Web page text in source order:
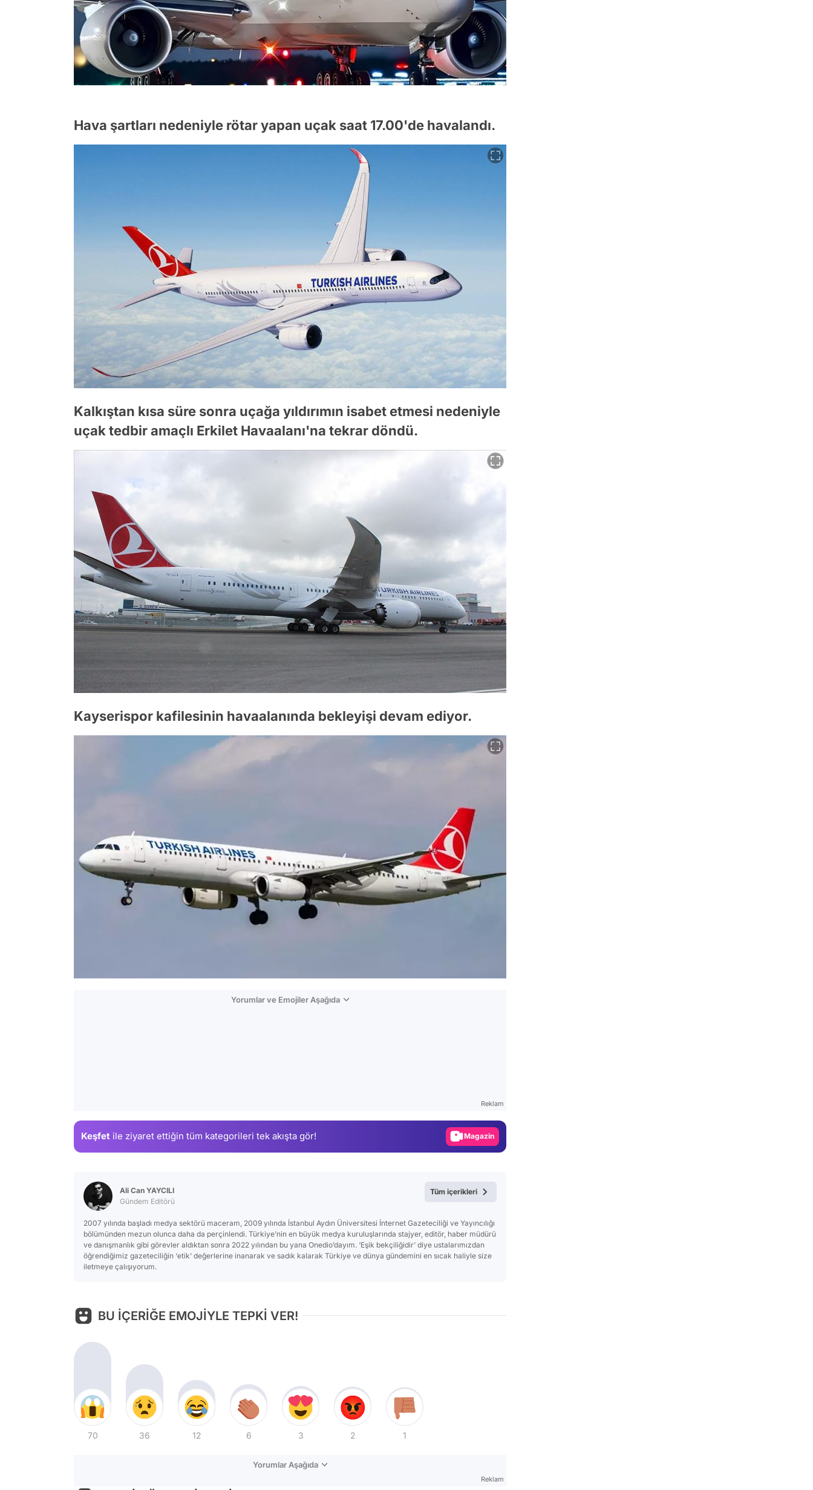
Hava şartları nedeniyle rötar yapan uçak saat 17.00'de havalandı.
Kalkıştan kısa süre sonra uçağa yıldırımın isabet etmesi nedeniyle
uçak tedbir amaçlı Erkilet Havaalanı'na tekrar döndü.
Kayserispor kafilesinin havaalanında bekleyişi devam ediyor.
Yorumlar ve Emojiler Aşağıda
Reklam
Keşfet ile ziyaret ettiğin tüm kategorileri tek akışta gör! Magazin
Ali Can YAYCILI
Gündem Editörü
2007 yılında başladı medya sektörü maceram, 2009 yılında İstanbul Aydın Üniversitesi İnternet Gazeteciliği ve Yayıncılığı
bölümünden mezun olunca daha da perçinlendi. Türkiye’nin en büyük medya kuruluşlarında stajyer, editör, haber müdürü
ve danışmanlık gibi görevler aldıktan sonra 2022 yılından bu yana Onedio’dayım. ‘Eşik bekçiliğidir’ diye ustalarımızdan
öğrendiğimiz gazeteciliğin ‘etik’ değerlerine inanarak ve sadık kalarak Türkiye ve dünya gündemini en sıcak haliyle size
iletmeye çalışıyorum.
Tüm içerikleri
BU İÇERİĞE EMOJİYLE TEPKİ VER!
70 36 12 6 3 2 1
Yorumlar Aşağıda
Reklam